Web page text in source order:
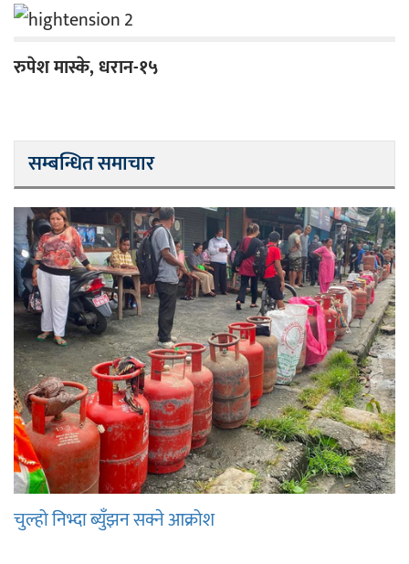
रुपेश मास्के, धरान-१५
सम्बन्धित समाचार
चुल्हो निभ्दा ब्युँझन सक्ने आक्रोश